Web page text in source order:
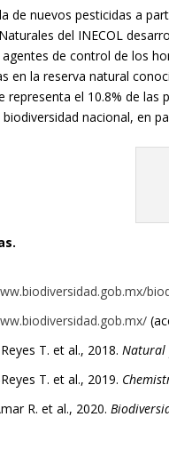
de nuevos pesticidas a
del INECOL
de control de los
en la reserva natural
representa el 10.8% de las
nacional, en
T. et al., 2018.Natural
T. et al., 2019.
R. et al., 2020.